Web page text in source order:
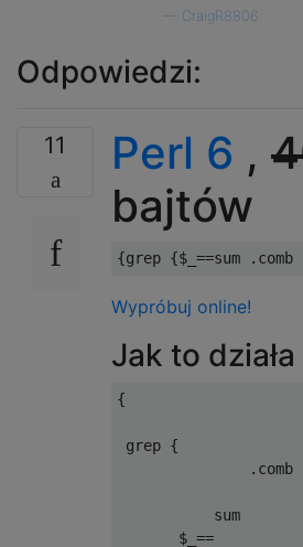
CraigR8806
Odpowiedzi:
11 Perl 6 ,
bajtów
Wypróbuj online!
Jak to działa
{
grep {
.comb
sum